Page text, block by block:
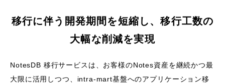
移行に伴う開発期間を短縮し、移行工数の
大幅な削減を実現
NotesDB 移行サービスは、お客様のNotes資産を継続かつ最
大限に活用しつつ、 intra-mart基盤へのアプリケーション移